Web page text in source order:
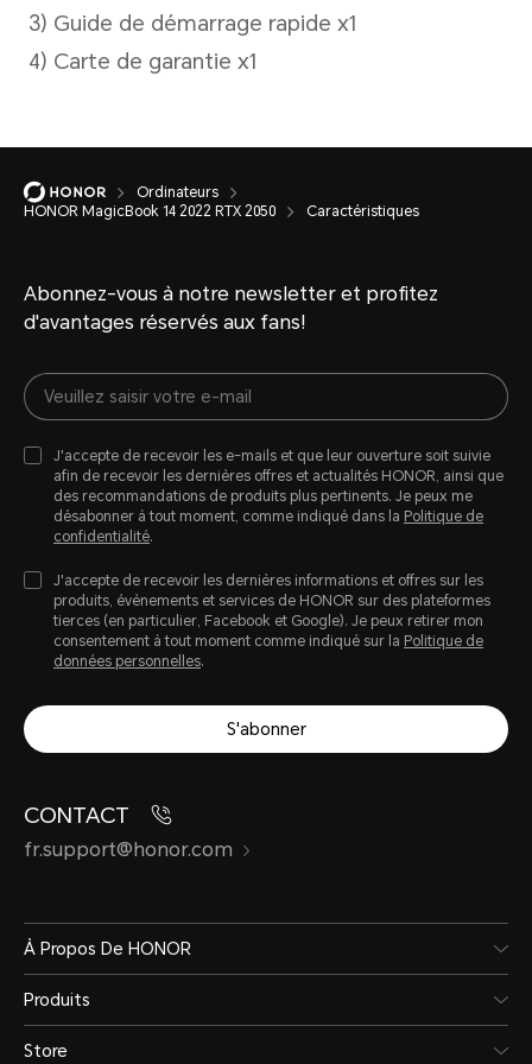
2,4 GHz et 5 GHz
Batterie
Capacité de la
batterie
75 Wh (capacité
nominale)
Li-
Ports
Prise CA
USB-C
1
Ordinateurs
HONOR MagicBook 14 2022 RTX 2050
Caractéristiques
Abonnez-vous à notre newsletter et profitez
d'avantages réservés aux fans!
J'accepte de recevoir les e-mails et que leur ouverture soit suivie
afin de recevoir les dernières offres et actualités HONOR, ainsi que
des recommandations de produits plus pertinents. Je peux me
désabonner à tout moment, comme indiqué dans la Politique de
confidentialité.
J'accepte de recevoir les dernières informations et offres sur les
produits, évènements et services de HONOR sur des plateformes
tierces (en particulier, Facebook et Google). Je peux retirer mon
consentement à tout moment comme indiqué sur la Politique de
données personnelles.
S'abonner
CONTACT
fr.support@honor.com
À Propos De HONOR
Produits
Store